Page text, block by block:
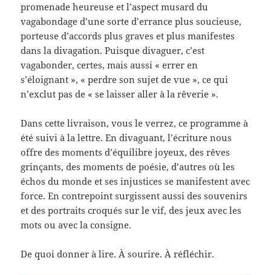
promenade heureuse et l’aspect musard du
vagabondage d’une sorte d’errance plus soucieuse,
porteuse d’accords plus graves et plus manifestes
dans la divagation. Puisque divaguer, c’est
vagabonder, certes, mais aussi « errer en
s’éloignant », « perdre son sujet de vue », ce qui
n’exclut pas de « se laisser aller à la rêverie ».
Dans cette livraison, vous le verrez, ce programme à
été suivi à la lettre. En divaguant, l’écriture nous
offre des moments d’équilibre joyeux, des rêves
grinçants, des moments de poésie, d’autres où les
échos du monde et ses injustices se manifestent avec
force. En contrepoint surgissent aussi des souvenirs
et des portraits croqués sur le vif, des jeux avec les
mots ou avec la consigne.
De quoi donner à lire. À sourire. À réfléchir.